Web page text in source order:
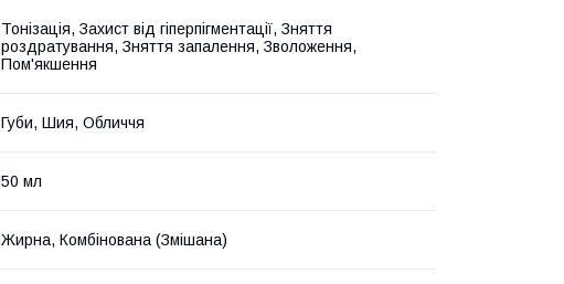
Тонізація, Захист від гіперпігментації, Зняття
роздратування, Зняття запалення, Зволоження,
Пом'якшення
Губи, Шия, Обличчя
50 мл
Жирна, Комбінована (Змішана)